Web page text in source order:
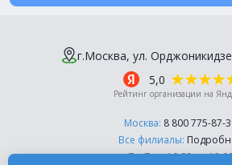
г.Москва, ул.
5,0
Рейтинг организации на
Москва: 8 800 775-87-
Все филиалы:
Пн-Пт, с 10:00 до